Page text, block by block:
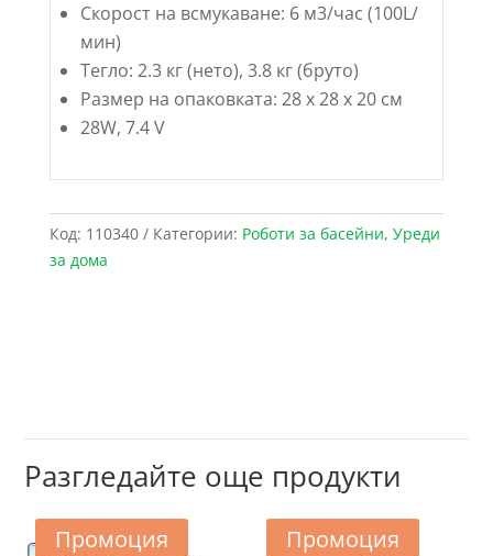
Скорост на всмукаване: 6 м3/час (100L/
мин)
Тегло: 2.3 кг (нето), 3.8 кг (бруто)
Размер на опаковката: 28 х 28 х 20 см
28W, 7.4 V
Код: 110340 Категории: Роботи за басейни, Уреди
за дома
Разгледайте още продукти
Промоция Промоция